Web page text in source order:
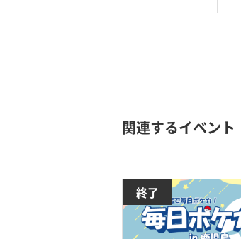
関連するイベント
終了